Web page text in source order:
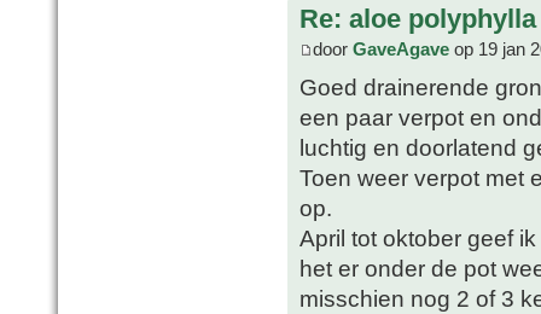
Re: aloe polyphylla
door GaveAgave op 19 jan
Goed drainerende
een paar verpot en
luchtig en doorlatend
Toen weer verpot met
op.
April tot oktober geef
het er onder de pot
misschien nog 2 of 3